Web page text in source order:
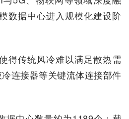
数据中心进入规模化建设阶
得传统风冷难以满足散热需
连接器等关键流体连接部件